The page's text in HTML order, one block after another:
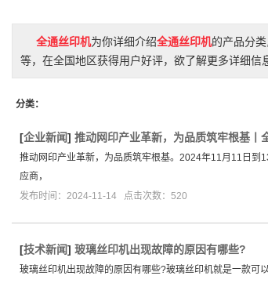
全通丝印机为你详细介绍全通丝印机的产品分
等，在全国地区获得用户好评，欲了解更多详细信
分类：
[企业新闻] 推动网印产业革新，为品质筑牢根基丨
推动网印产业革新，为品质筑牢根基。2024年11月11日到
应商，
发布时间：2024-11-14 点击次数：520
[技术新闻] 玻璃丝印机出现故障的原因有哪些?
玻璃丝印机出现故障的原因有哪些?玻璃丝印机就是一款可